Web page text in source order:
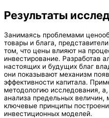
Результаты
Занимаясь проблемами
товары и блага,
том, что цены влияют на
инвестирование. Разработав
настоящих и будущих благ
они показывают механизм
эффективности капитала.
методологию исследования,
анализа предельных
ключевые принципы
инвестиционных моделей.